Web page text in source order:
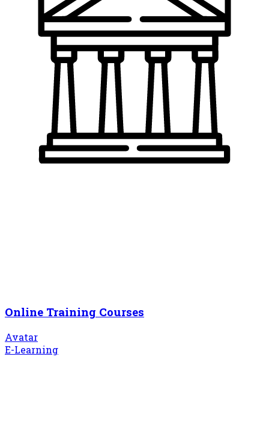
Online Training Courses
Avatar
E-Learning